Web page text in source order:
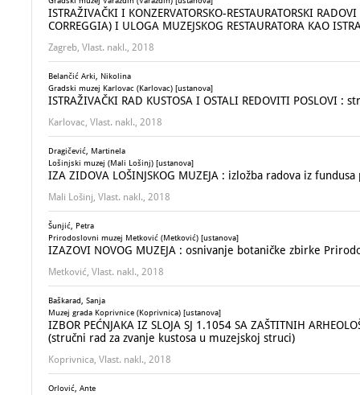
ISTRAŽIVAČKI I KONZERVATORSKO-RESTAURATORSKI
CORREGGIA) I ULOGA MUZEJSKOG RESTAURATORA KAO
Zagreb, Vlast. nakl., 2018
Belančić Arki, Nikolina
Gradski muzej Karlovac (Karlovac) [ustanova]
ISTRAŽIVAČKI RAD KUSTOSA I OSTALI REDOVITI POSLOVI :
Karlovac, Vlast. nakl., 2018
Dragičević, Martinela
Lošinjski muzej (Mali Lošinj) [ustanova]
IZA ZIDOVA LOŠINJSKOG MUZEJA : izložba radova iz
Mali Lošinj, Vlast. nakl., 2018
Šunjić, Petra
Prirodoslovni muzej Metković (Metković) [ustanova]
IZAZOVI NOVOG MUZEJA : osnivanje botaničke zbirke
Metković, Vlast. nakl., 2018
Baškarad, Sanja
Muzej grada Koprivnice (Koprivnica) [ustanova]
IZBOR PEĆNJAKA IZ SLOJA SJ 1.1054 SA ZAŠTITNIH
(stručni rad za zvanje kustosa u muzejskoj struci)
Koprivnica, Vlast. nakl., 2018
Orlović, Ante